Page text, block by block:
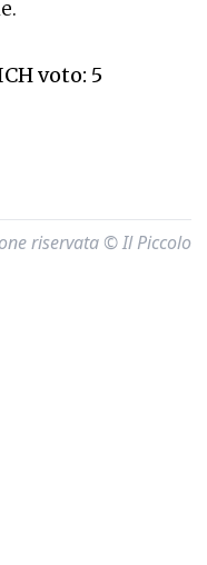
voto: 5
riservata © Il Piccolo